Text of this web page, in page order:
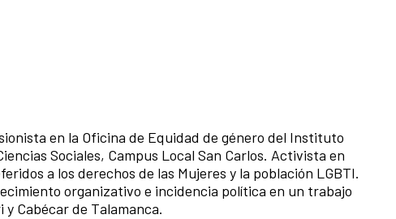
en la Oficina de Equidad de género del Instituto
Sociales, Campus Local San Carlos. Activista en
a los derechos de las Mujeres y la población LGBTI.
organizativo e incidencia política en un trabajo
Cabécar de Talamanca.